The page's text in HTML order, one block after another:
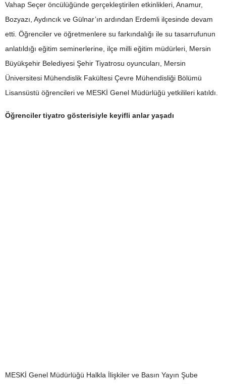
Vahap Seçer öncülüğünde gerçekleştirilen etkinlikleri, Anamur,
Bozyazı, Aydıncık ve Gülnar’ın ardından Erdemli ilçesinde devam
etti. Öğrenciler ve öğretmenlere su farkındalığı ile su tasarrufunun
anlatıldığı eğitim seminerlerine, ilçe milli eğitim müdürleri, Mersin
Büyükşehir Belediyesi Şehir Tiyatrosu oyuncuları, Mersin
Üniversitesi Mühendislik Fakültesi Çevre Mühendisliği Bölümü
Lisansüstü öğrencileri ve MESKİ Genel Müdürlüğü yetkilileri katıldı.
Öğrenciler tiyatro gösterisiyle keyifli anlar yaşadı
MESKİ Genel Müdürlüğü Halkla İlişkiler ve Basın Yayın Şube